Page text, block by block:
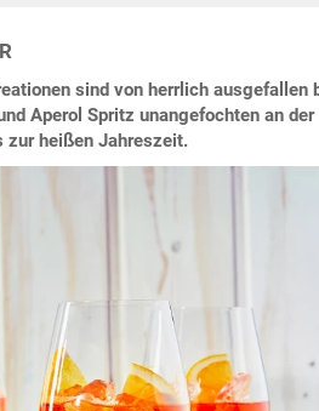
sind von herrlich ausgefallen
Aperol Spritz unangefochten an der
zur heißen Jahreszeit.